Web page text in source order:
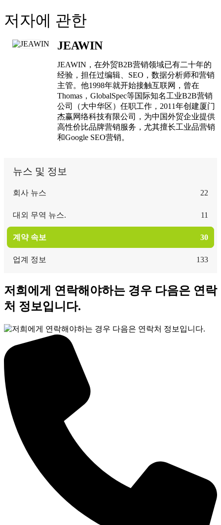
저자에 관한
JEAWIN
JEAWIN，在外贸B2B营销领域已有二十年的
经验，担任过编辑、SEO，数据分析师和营销
主管。他1998年就开始接触互联网，曾在
Thomas，GlobalSpec等国际知名工业B2B营销
公司（大中华区）任职工作，2011年创建厦门
杰赢网络科技有限公司，为中国外贸企业提供
高性价比品牌营销服务，尤其擅长工业品营销
和Google SEO营销。
뉴스 및 정보
회사 뉴스 22
대외 무역 뉴스. 11
계약 속보 30
업계 정보 133
저희에게 연락해야하는 경우 다음은 연락
처 정보입니다.